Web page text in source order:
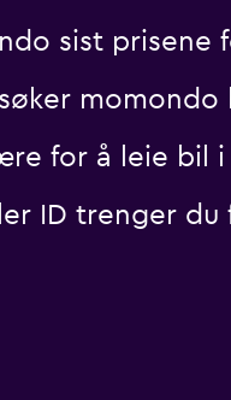
sist prisene
momondo
for å leie bil i
ID trenger du